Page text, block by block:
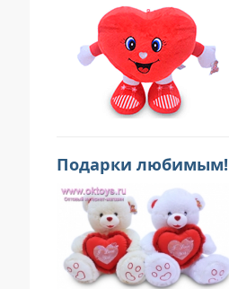
Подарки любимым!